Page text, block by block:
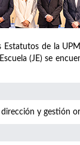
Estatutos de la
(JE) se
y gestión